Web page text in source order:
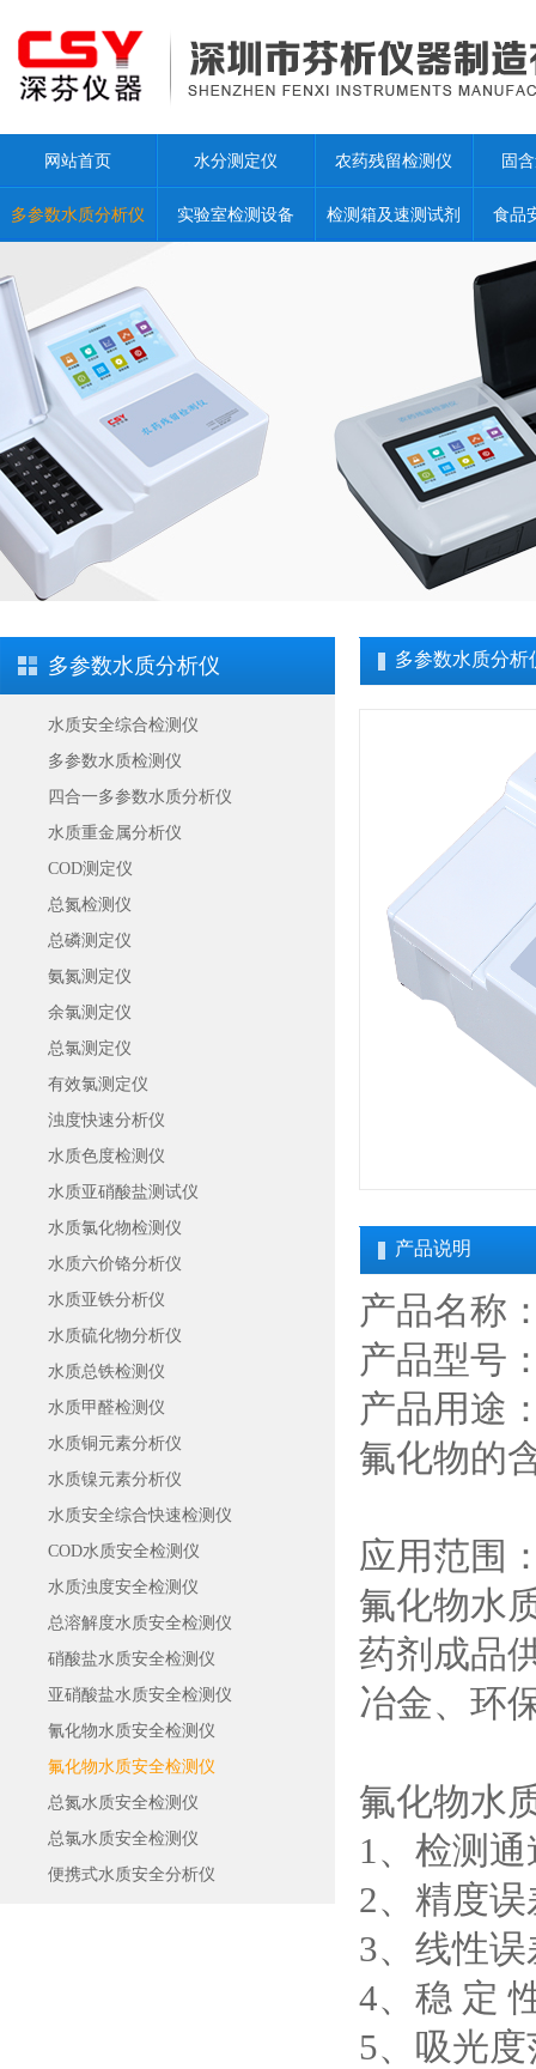
网站首页 水分测定仪 农药残留检测仪 固
多参数水质分析仪 实验室检测设备 检测箱及速测试剂 食品
多参数水质分析仪
水质安全综合检测仪
多参数水质检测仪
四合一多参数水质分析仪
水质重金属分析仪
COD测定仪
总氮检测仪
总磷测定仪
氨氮测定仪
余氯测定仪
总氯测定仪
有效氯测定仪
浊度快速分析仪
水质色度检测仪
水质亚硝酸盐测试仪
水质氯化物检测仪
水质六价铬分析仪
水质亚铁分析仪
水质硫化物分析仪
水质总铁检测仪
水质甲醛检测仪
水质铜元素分析仪
水质镍元素分析仪
水质安全综合快速检测仪
COD水质安全检测仪
水质浊度安全检测仪
总溶解度水质安全检测仪
硝酸盐水质安全检测仪
亚硝酸盐水质安全检测仪
氰化物水质安全检测仪
氟化物水质安全检测仪
总氮水质安全检测仪
总氯水质安全检测仪
便携式水质安全分析仪
多参数水质分析
产品说明
产品名称
产品型号
产品用途
氟化物的
应用范围
氟化物水
药剂成品
冶金、环
氟化物水
1、检测
2、精度
3、线性
4、稳 定
5、吸光度